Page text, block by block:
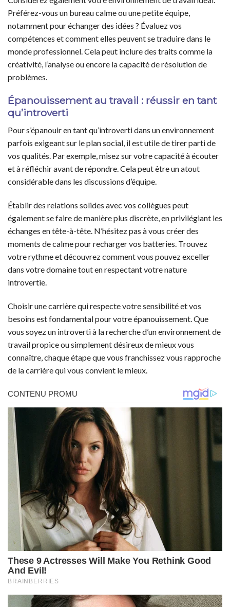
Préférez-vous un bureau calme ou une petite équipe,
notamment pour échanger des idées ? Évaluez vos
compétences et comment elles peuvent se traduire dans le
monde professionnel. Cela peut inclure des traits comme la
créativité, l’analyse ou encore la capacité de résolution de
problèmes.
Épanouissement au travail : réussir en tant
qu’introverti
Pour s’épanouir en tant qu’introverti dans un environnement
parfois exigeant sur le plan social, il est utile de tirer parti de
vos qualités. Par exemple, misez sur votre capacité à écouter
et à réfléchir avant de répondre. Cela peut être un atout
considérable dans les discussions d’équipe.
Établir des relations solides avec vos collègues peut
également se faire de manière plus discrète, en privilégiant les
échanges en tête-à-tête. N’hésitez pas à vous créer des
moments de calme pour recharger vos batteries. Trouvez
votre rythme et découvrez comment vous pouvez exceller
dans votre domaine tout en respectant votre nature
introvertie.
Choisir une carrière qui respecte votre sensibilité et vos
besoins est fondamental pour votre épanouissement. Que
vous soyez un introverti à la recherche d’un environnement de
travail propice ou simplement désireux de mieux vous
connaître, chaque étape que vous franchissez vous rapproche
de la carrière qui vous convient le mieux.